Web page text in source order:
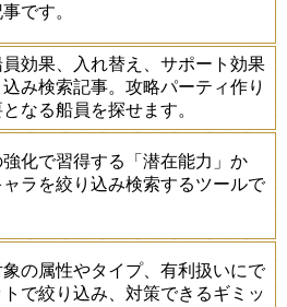
です。
効果、入れ替え、サポート効果
み検索記事。攻略パーティ作り
なる船員を探せます。
強化で習得する「潜在能力」か
ャラを絞り込み検索するツールで
の属性やタイプ、有利扱いにで
で絞り込み、対策できるギミッ